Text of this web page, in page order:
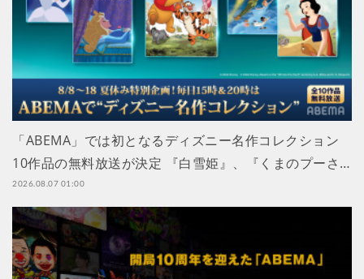
「ABEMA」では初となるディズニー名作コレクション
10作品の無料放送が決定 『白雪姫』、『くまのプーさ…
2026.08.07 01:00